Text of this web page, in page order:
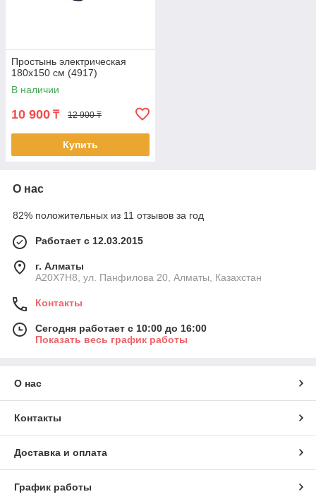
Простынь электрическая
180х150 см (4917)
В наличии
10 900 ₸ 12 900 ₸
Купить
О нас
82% положительных из 11 отзывов за год
Работает с 12.03.2015
г. Алматы
A20X7H8, ул. Панфилова 20, Алматы, Казахстан
Контакты
Сегодня работает с 10:00 до 16:00
Показать весь график работы
О нас
Контакты
Доставка и оплата
График работы